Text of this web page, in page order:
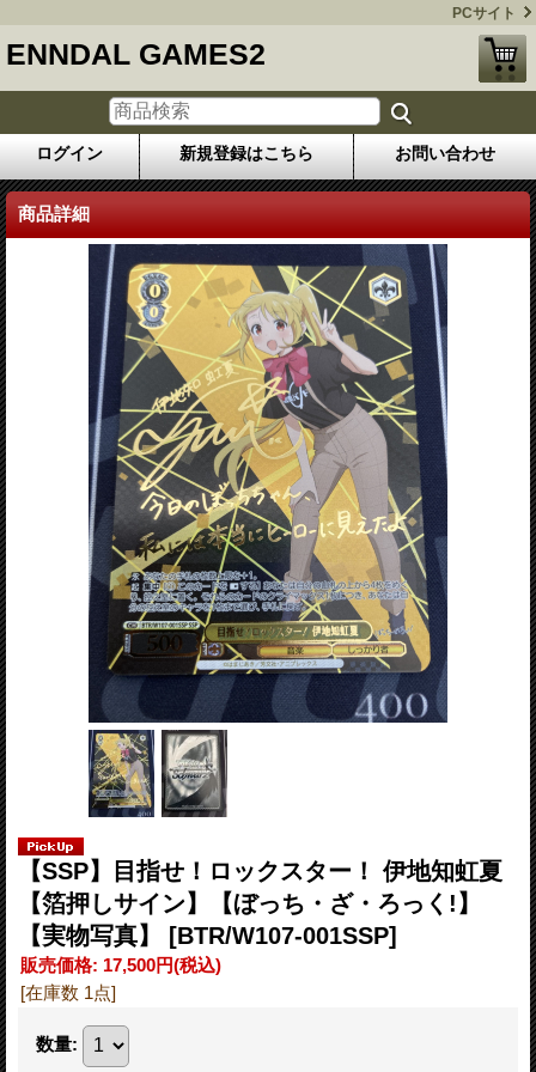
PCサイト
ENNDAL GAMES2
ログイン 新規登録はこちら お問い合わせ
商品詳細
【SSP】目指せ！ロックスター！ 伊地知虹夏
【箔押しサイン】【ぼっち・ざ・ろっく!】
【実物写真】 [BTR/W107-001SSP]
販売価格: 17,500円(税込)
[在庫数 1点]
数量: